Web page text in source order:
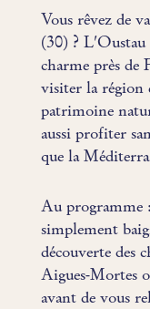
Vous rêvez de
(30) ? L'Oustau
charme près de
visiter la région
patrimoine
aussi profiter
que la
Au programme
simplement
découverte des
Aigues-Mortes
avant de vous